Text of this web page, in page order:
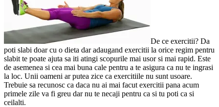
De ce exercitii? Da
poti slabi doar cu o dieta dar adaugand exercitii la orice regim pentru
slabit te poate ajuta sa iti atingi scopurile mai usor si mai rapid. Este
de asemenea si cea mai buna cale pentru a te asigura ca nu te ingrasi
la loc. Unii oameni ar putea zice ca exercitiile nu sunt usoare.
Trebuie sa recunosc ca daca nu ai mai facut exercitii pana acum
primele zile va fi greu dar nu te necaji pentru ca si tu poti ca si
ceilalti.